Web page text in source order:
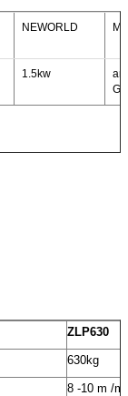
NEWORLD
1.5kw
ZLP630
630kg
8 -10 m /